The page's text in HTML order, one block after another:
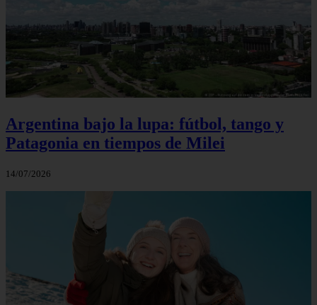
Argentina bajo la lupa: fútbol, tango y
Patagonia en tiempos de Milei
14/07/2026